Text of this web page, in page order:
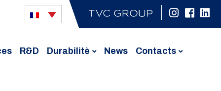
R&D Durabilitè News Contacts